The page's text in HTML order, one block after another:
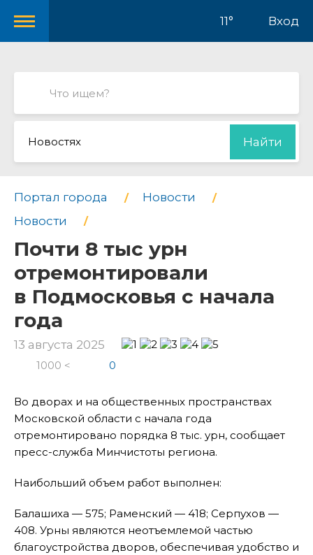
11° Вход
Новостях Найти
Портал города
Новости
Новости
Почти 8 тыс урн
отремонтировали
в Подмосковья с начала
года
13 августа 2025
1000 < 0
Во дворах и на общественных пространствах
Московской области с начала года
отремонтировано порядка 8 тыс. урн, сообщает
пресс-служба Минчистоты региона.
Наибольший объем работ выполнен:
Балашиха — 575; Раменский — 418; Серпухов —
408. Урны являются неотъемлемой частью
благоустройства дворов, обеспечивая удобство и